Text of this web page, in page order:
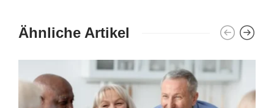
Ähnliche Artikel